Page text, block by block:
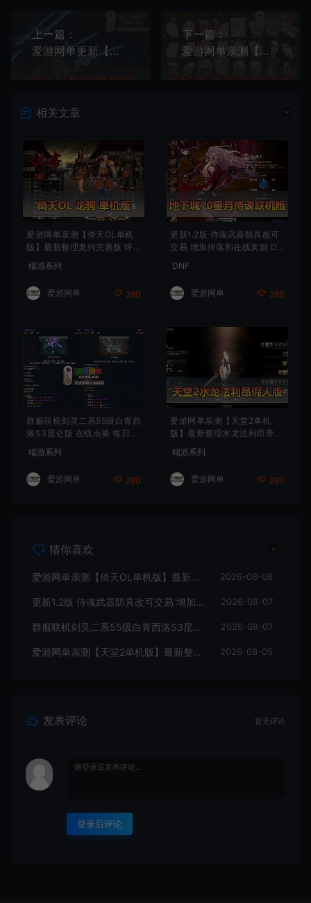
上一篇：
爱游网单更新【剑灵三系】添加三系通用服务端用 单机至尊超变无CD带攻略副本掉落表半手工端亲测补丁替换教学
下一篇：
爱游网单亲测【龙城大话西游】怀旧复古单机版多开假人助战星盘星录天演策经脉法门等网页GM物品充值后台虚拟机一键端视频安装教学
相关文章
爱游网单亲测【倚天OL单机
版】最新整理龙驹完善版 怀
发物品装备 虚拟机一键端 视
频安装教学
端游系列
爱游网单 280
更新1.2版 侍魂武器防具改可
交易 增加掉落和在线奖励 DN
丰富异次元技能装备词条 护
石 辟邪玉 皮肤外观 BUFF技
能徽章 史诗装备特效徽章 技
DNF
爱游网单 280
群服联机剑灵二系55级白青西
洛S3昆仑版 在线点券 每日礼
包 复古玩法
端游系列
爱游网单 280
爱游网单亲测【天堂2单机
版】最新整理水龙法利昂带假
人商业端制作单机 内置多功
能GM控制台 可发物品装备
虚拟机一键端 视频安装教学
端游系列
爱游网单 280
猜你喜欢
爱游网单亲测【倚天OL单机版】最新整理龙驹完善版 怀旧武侠网游单机 带GM工具可发物品装备 虚拟机一键端 视频安装教学 2026-08-08
更新1.2版 侍魂武器防具改可交易 增加掉落和在线奖励 DNF70星月侍魂联机版 新版技能 丰富异次元技能装备词条 护石 辟邪玉 皮肤外观 BUFF技能徽章 史诗装备特效徽章 技能宝珠等 在线点 装备靠爆 2026-08-07
群服联机剑灵二系55级白青西洛S3昆仑版 在线点券 每日礼包 复古玩法 2026-08-07
爱游网单亲测【天堂2单机版】最新整理水龙法利昂带假人商业端制作单机 内置多功能GM控制台 可发物品装备 虚拟机一键端 视频安装教学 2026-08-05
发表评论 暂无评论
登录后评论